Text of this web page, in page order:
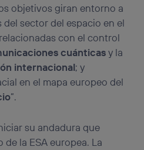
objetivos giran entorno a
del sector del espacio en el
relacionadas con el control
cuánticasy la
internacional; y
en el mapa europeo del
”.
su andadura que
la ESA europea. La